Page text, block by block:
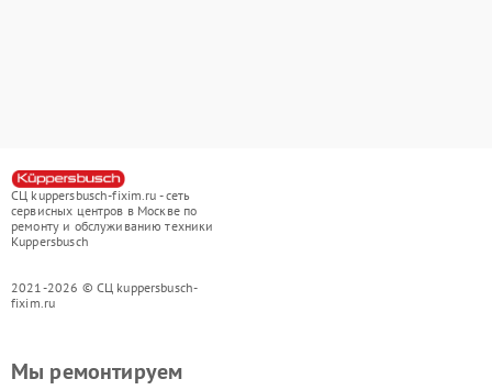
СЦ kuppersbusch-fixim.ru - сеть
сервисных центров в Москве по
ремонту и обслуживанию техники
Kuppersbusch
2021-2026 © СЦ kuppersbusch-
fixim.ru
Мы ремонтируем